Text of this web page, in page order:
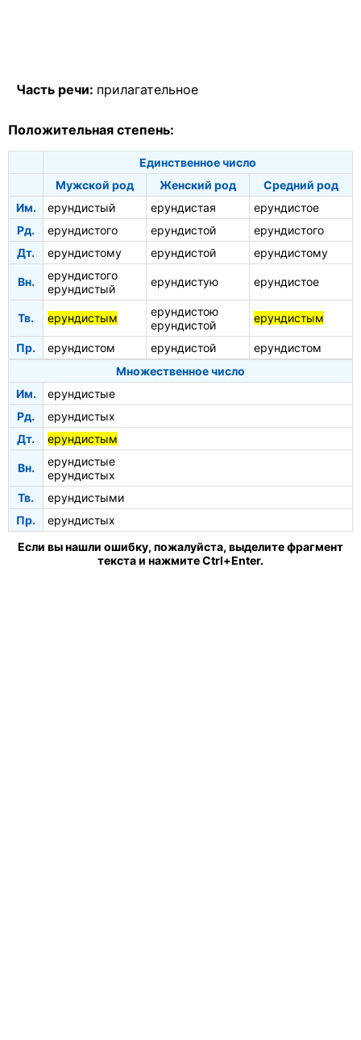
Часть речи: прилагательное
Положительная степень:
Единственное число
Мужской род
Женский род
Средний род
Им.
ерундистый ерундистая
ерундистое
Рд.
ерундистого ерундистой
ерундистого
Дт.
ерундистому ерундистой ерундистому
Вн.
ерундистого
ерундистый
ерундистую ерундистое
Тв. ерундистым
ерундистою
ерундистой
ерундистым
Пр. ерундистом ерундистой
ерундистом
Множественное число
Им.
ерундистые
Рд.
ерундистых
Дт.
ерундистым
Вн.
ерундистые
ерундистых
Тв.
ерундистыми
Пр.
ерундистых
Если вы нашли ошибку, пожалуйста, выделите фрагмент
текста и нажмите Ctrl+Enter.